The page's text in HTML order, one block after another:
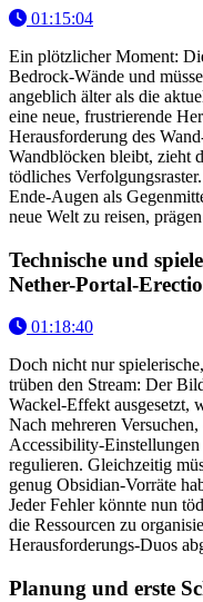
01:15:04
Ein plötzlicher Moment:
Bedrock-Wände und
angeblich älter als die
eine neue, frustrierende
Herausforderung des
Wandblöcken bleibt, zieht
tödliches
Ende-Augen als
neue Welt zu reisen,
Technische und
Nether-Portal-
01:18:40
Doch nicht nur
trüben den Stream: Der
Wackel-Effekt ausgesetzt,
Nach mehreren
Accessibility-
regulieren. Gleichzeitig
genug Obsidian-Vorräte
Jeder Fehler könnte nun
die Ressourcen zu
Herausforderungs-Duos
Planung und erste